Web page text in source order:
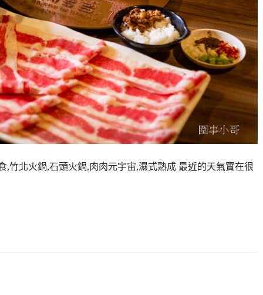
,竹北火鍋,石頭火鍋,肉肉元宇宙,濕式熟成 最近的天氣實在很